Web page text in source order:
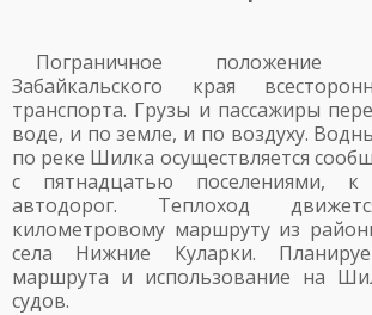
Пограничное положение
Забайкальского края
транспорта. Грузы и пассажиры
воде, и по земле, и по воздуху.
по реке Шилка осуществляется
с пятнадцатью поселениями,
автодорог. Теплоход
километровому маршруту из
села Нижние Куларки.
маршрута и использование на
судов.